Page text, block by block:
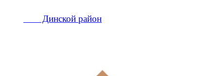
Динской район